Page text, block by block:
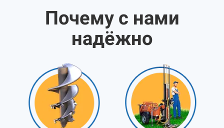
Почему с нами
надёжно